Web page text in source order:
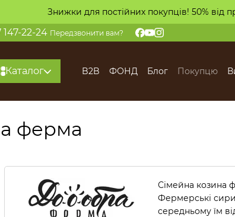
Знижки для постійних покупців! 50%
147-22-24 Передзвонити вам?
Каталог B2B ФОНД Блог Покупцю
ферма
Сімейна козина
Фермерські
середньому їм